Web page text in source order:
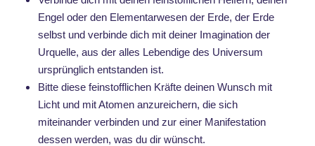
Engel oder den Elementarwesen der Erde, der Erde
selbst und verbinde dich mit deiner Imagination der
Urquelle, aus der alles Lebendige des Universum
ursprünglich entstanden ist.
Bitte diese feinstofflichen Kräfte deinen Wunsch mit
Licht und mit Atomen anzureichern, die sich
miteinander verbinden und zur einer Manifestation
dessen werden, was du dir wünscht.